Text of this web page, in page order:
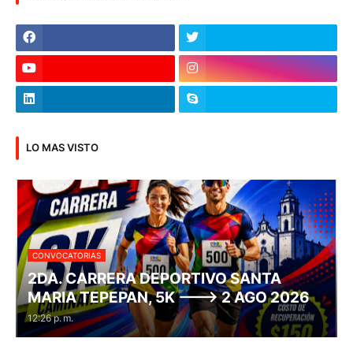
LO MAS VISTO
CONVOCATORIAS
2DA. CARRERA DEPORTIVO SANTA
MARIA TEPEPAN, 5K ---> 2 AGO 2026
12:26 p. m.